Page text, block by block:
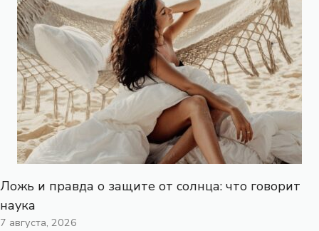
Ложь и правда о защите от солнца: что говорит
наука
7 августа, 2026